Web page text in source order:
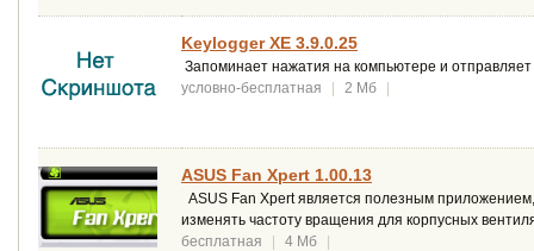
Keylogger XE 3.9.0.25
Запоминает нажатия на компьютере и отправляет
условно-бесплатная
| 2 Мб |
ASUS Fan Xpert 1.00.13
ASUS Fan Xpert является полезным
изменять частоту вращения для корпусных
бесплатная
| 4 Мб |